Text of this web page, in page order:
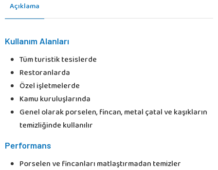
Açıklama
Kullanım Alanları
Tüm turistik tesislerde
Restoranlarda
Özel işletmelerde
Kamu kuruluşlarında
Genel olarak porselen, fincan, metal çatal ve kaşıkların
temizliğinde kullanılır
Performans
Porselen ve fincanları matlaştırmadan temizler